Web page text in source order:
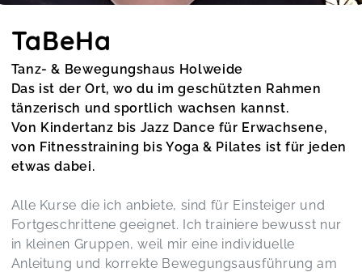
TaBeHa
Tanz- & Bewegungshaus Holweide
Das ist der Ort, wo du im geschützten Rahmen
tänzerisch und sportlich wachsen kannst.
Von Kindertanz bis Jazz Dance für Erwachsene,
von Fitnesstraining bis Yoga & Pilates ist für jeden
etwas dabei.
Alle Kurse die ich anbiete, sind für Einsteiger und
Fortgeschrittene geeignet. Ich trainiere bewusst nur
in kleinen Gruppen, weil mir eine individuelle
Anleitung und korrekte Bewegungsausführung am